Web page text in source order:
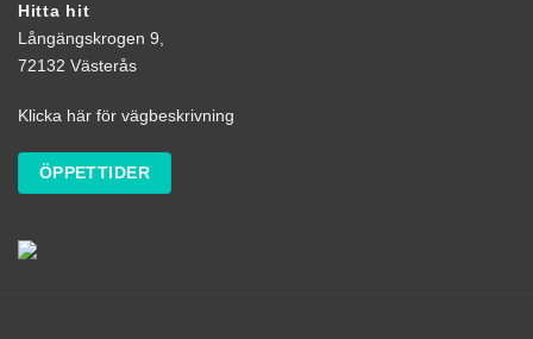
Hitta hit
Långängskrogen 9,
72132 Västerås
Klicka här för vägbeskrivning
ÖPPETTIDER